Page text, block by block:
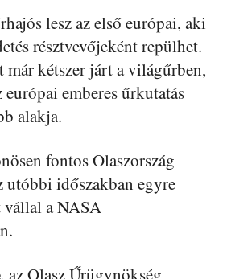
lesz az első európai, aki
résztvevőjeként repülhet.
kétszer járt a világűrben,
európai emberes űrkutatás
alakja.
fontos Olaszország
utóbbi időszakban egyre
vállal a NASA
, az Olasz Űrügynökség